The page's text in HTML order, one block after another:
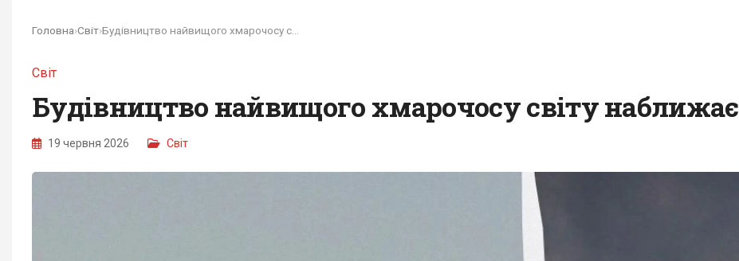
Головна›Світ›
Світ
Будівництво найвищого хмарочосу світу
19 червня 2026 Світ